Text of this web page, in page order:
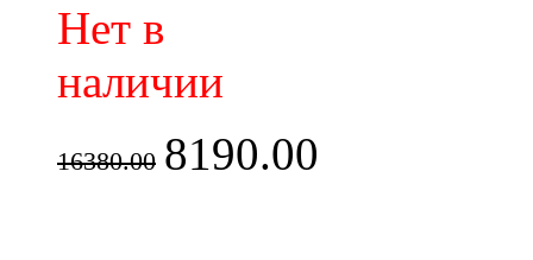
Нет в
наличии
16380.00 8190.00